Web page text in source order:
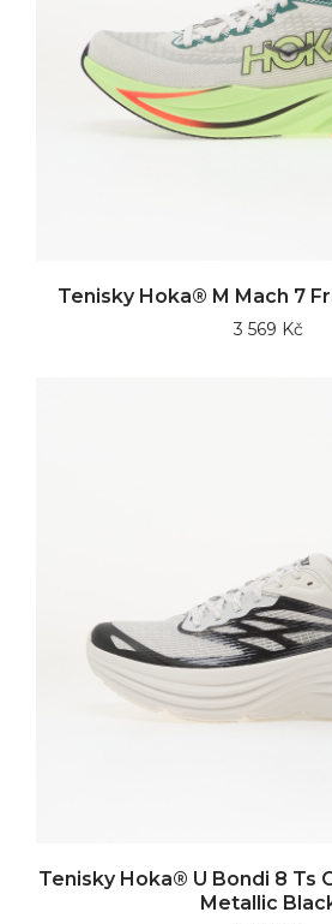
Tenisky Hoka® M Mach 7
3 569 Kč
Tenisky Hoka® U Bondi 8 Ts
Metallic